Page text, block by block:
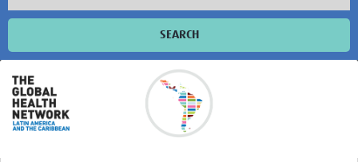
SEARCH
Inicio
Acerca de